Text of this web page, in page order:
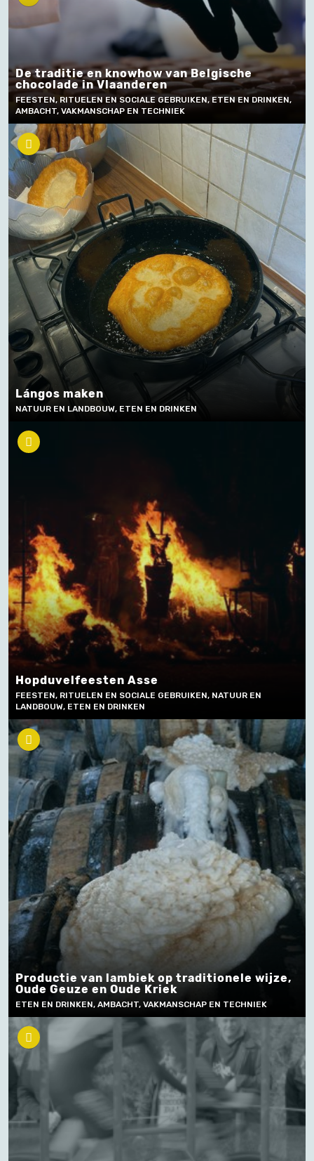
De traditie en knowhow van Belgische
chocolade in Vlaanderen
FEESTEN, RITUELEN EN SOCIALE GEBRUIKEN, ETEN EN DRINKEN,
AMBACHT, VAKMANSCHAP EN TECHNIEK
Lángos maken
NATUUR EN LANDBOUW, ETEN EN DRINKEN
Hopduvelfeesten Asse
FEESTEN, RITUELEN EN SOCIALE GEBRUIKEN, NATUUR EN
LANDBOUW, ETEN EN DRINKEN
Productie van lambiek op traditionele wijze,
Oude Geuze en Oude Kriek
ETEN EN DRINKEN, AMBACHT, VAKMANSCHAP EN TECHNIEK